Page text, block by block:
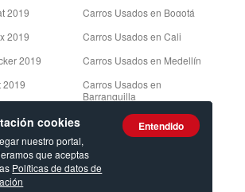
2019
2019
2019
2019
Carros Usados en Bogotá
Carros Usados en Cali
Carros Usados en Medellín
Carros Usados en
Barranquilla
Camionetas Usadas en
cookies
nuestro portal,
que aceptas
Políticas de datos de
Entendido